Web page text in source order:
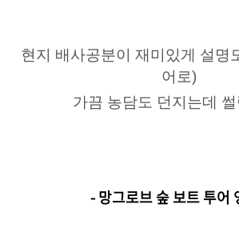
현지 배사공분이 재미있게 설명
어로)
가끔 농담도 던지는데
- 망그로브 숲 보트 투어